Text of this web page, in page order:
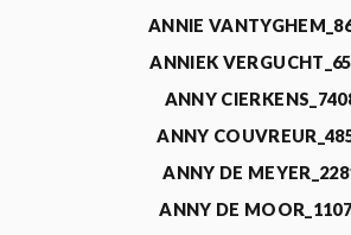
ANNIE
ANNIEK
ANNY
ANNY
ANNY DE
ANNY DE